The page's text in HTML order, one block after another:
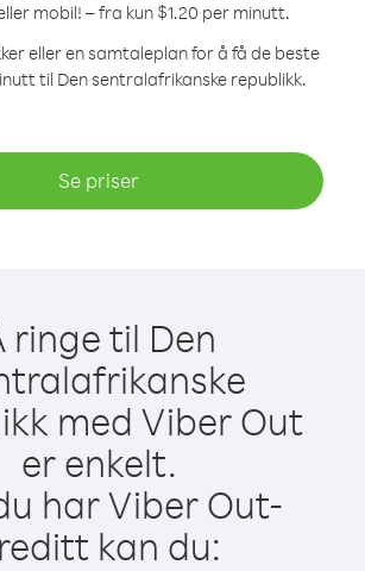
mobil! – fra kun $1.20 per minutt.
eller en samtaleplan for å få de beste
til Den sentralafrikanske republikk.
Se priser
ringe til Den
med Viber Out
er enkelt.
har Viber Out-
kan du: